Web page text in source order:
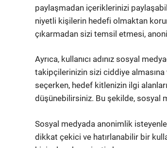
paylaşmadan içeriklerinizi
niyetli kişilerin hedefi olmaktan
çıkarmadan sizi temsil etmesi,
Ayrıca, kullanıcı adınız sosyal
takipçilerinizin sizi ciddiye almasına
seçerken, hedef kitlenizin ilgi
düşünebilirsiniz. Bu şekilde, sosyal
Sosyal medyada anonimlik
dikkat çekici ve hatırlanabilir bir